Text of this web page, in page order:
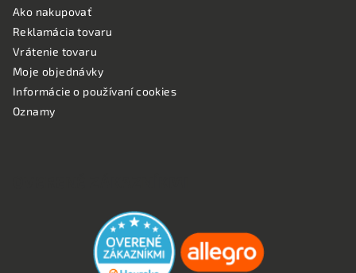
Ako nakupovať
Reklamácia tovaru
Vrátenie tovaru
Moje objednávky
Informácie o používaní cookies
Oznamy